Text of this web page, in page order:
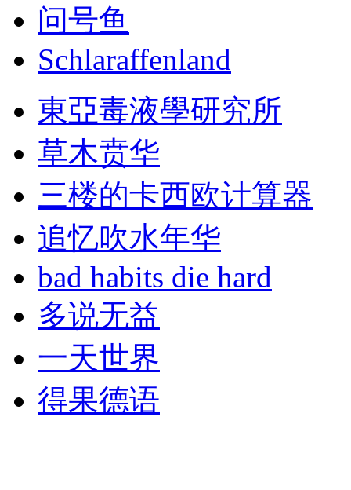
问号鱼
Schlaraffenland
東亞毒液學研究所
草木贲华
三楼的卡西欧计算器
追忆吹水年华
bad habits die hard
多说无益
一天世界
得果德语